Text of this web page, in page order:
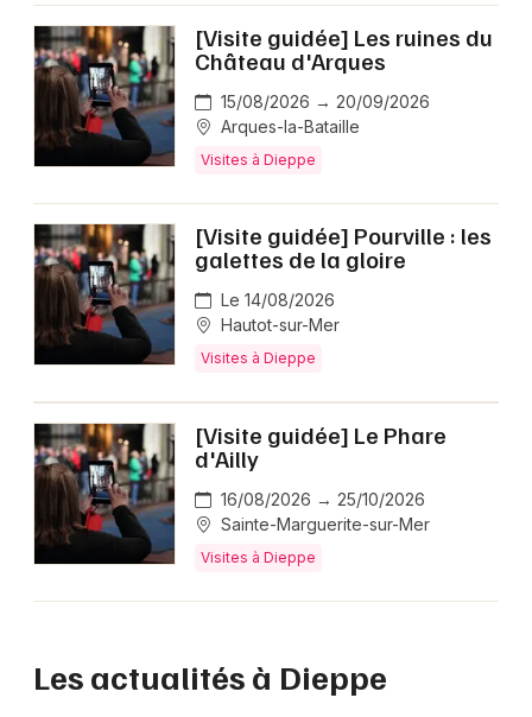
[Visite guidée] Les ruines du
Château d'Arques
15/08/2026 → 20/09/2026
Arques-la-Bataille
Visites à Dieppe
[Visite guidée] Pourville : les
galettes de la gloire
Le 14/08/2026
Hautot-sur-Mer
Visites à Dieppe
[Visite guidée] Le Phare
d'Ailly
16/08/2026 → 25/10/2026
Sainte-Marguerite-sur-Mer
Visites à Dieppe
Les actualités à Dieppe